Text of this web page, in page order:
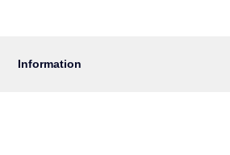
Information